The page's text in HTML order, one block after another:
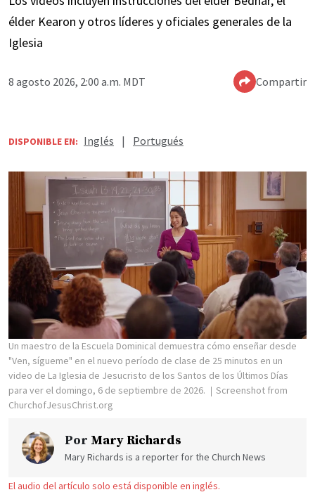
élder Kearon y otros líderes y oficiales generales de la
Iglesia
8 agosto 2026, 2:00 a.m. MDT Compartir
DISPONIBLE EN: Inglés | Portugués
Un maestro de la Escuela Dominical demuestra cómo enseñar desde
"Ven, sígueme" en el nuevo período de clase de 25 minutos en un
video de La Iglesia de Jesucristo de los Santos de los Últimos Días
para ver el domingo, 6 de septiembre de 2026.
Screenshot from
ChurchofJesusChrist.org
Por Mary Richards
Mary Richards is a reporter for the Church News
El audio del artículo solo está disponible en inglés.